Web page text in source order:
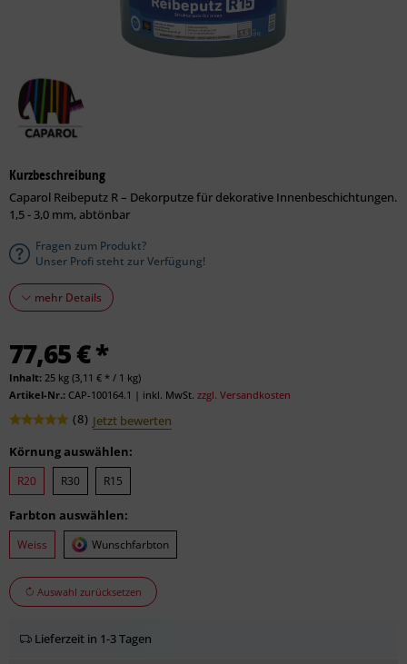
Kurzbeschreibung
Caparol Reibeputz R – Dekorputze für dekorative Innenbeschichtungen.
1,5 - 3,0 mm, abtönbar
Fragen zum Produkt?
Unser Profi steht zur Verfügung!
mehr Details
77,65 € *
Inhalt: 25 kg (3,11 € * / 1 kg)
Artikel-Nr.: CAP-100164.1 | inkl. MwSt. zzgl. Versandkosten
(8) Jetzt bewerten
Körnung auswählen:
R20 R30 R15
Farbton auswählen:
Weiss Wunschfarbton
Auswahl zurücksetzen
Lieferzeit in 1-3 Tagen